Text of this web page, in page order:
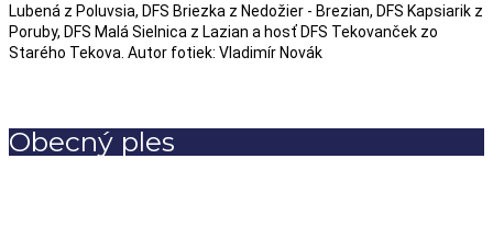
Lubená z Poluvsia, DFS Briezka z Nedožier - Brezian, DFS Kapsiarik z
Poruby, DFS Malá Sielnica z Lazian a hosť DFS Tekovanček zo
Starého Tekova. Autor fotiek: Vladimír Novák
Obecný ples